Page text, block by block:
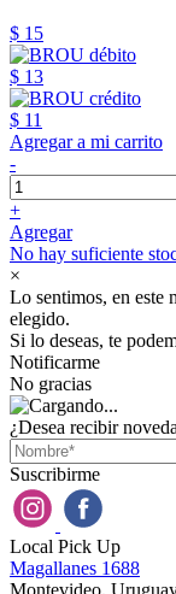
$ 15
$ 13
$ 11
Agregar a mi carrito
-
+
Agregar
No hay suficiente
×
Lo sentimos, en este
elegido.
Si lo deseas, te
Notificarme
No gracias
¿Desea recibir
Suscribirme
Local Pick Up
Magallanes 1688
Montevideo,